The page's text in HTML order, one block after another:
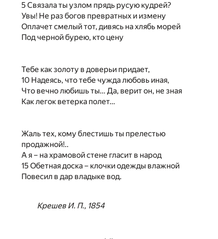
5 Связала ты узлом прядь русую кудрей?
Увы! Не раз богов превратных и измену
Оплачет смелый тот, дивясь на хлябь морей
Под черной бурею, кто цену
Тебе как золоту в доверьи придает,
10 Надеясь, что тебе чужда любовь иная,
Что вечно любишь ты… Да, верит он, не зная
Как легок ветерка полет…
Жаль тех, кому блестишь ты прелестью
продажной!..
А я – на храмовой стене гласит в народ
15 Обетная доска – клочки одежды влажной
Повесил в дар владыке вод.
Крешев И. П., 1854